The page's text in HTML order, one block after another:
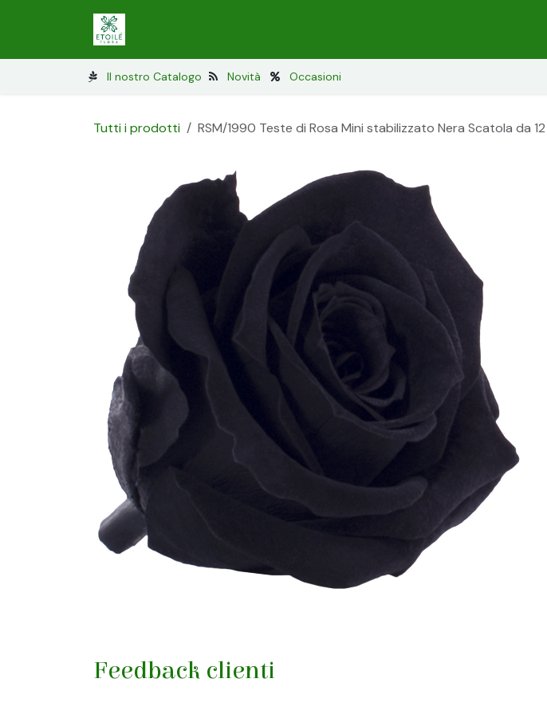
Il nostro Catalogo Novità Occasioni
Tutti i prodotti RSM/1990 Teste di Rosa Mini stabilizzato Nera Scatola da 12
Feedback clienti